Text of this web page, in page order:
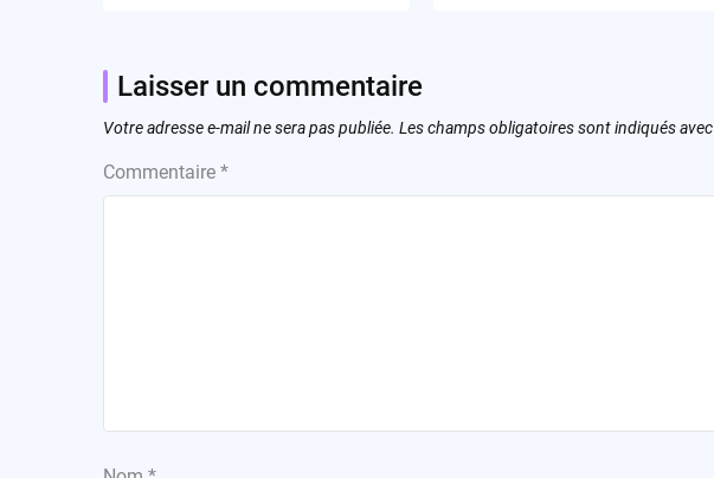
Laisser un commentaire
Votre adresse e-mail ne sera pas publiée. Les champs obligatoires sont indiqués avec
Commentaire *